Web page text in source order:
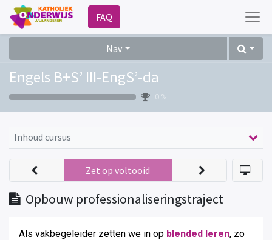
FAQ
Nav
Engels B+S’ III-EngS’-da
0 %
Inhoud cursus
Opbouw professionaliseringstraject
Zet op voltooid
Als vakbegeleider zetten we in op blended leren, zo